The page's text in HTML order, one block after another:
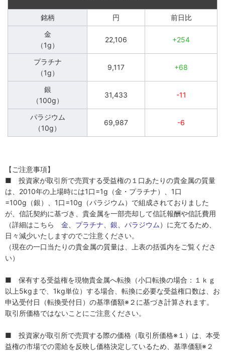
銘柄 円
前日比
金
（1g）
22,106 +254
プラチナ
（1g）
9,117 +68
銀
（100g）
31,433 -11
パラジウム
（10g）
69,987 -6
【ご注意事項】
■ 投資家が取引所で売買する受益権の１口あたりの貴金属の質量
は、2010年の上場時には1口=1g（金・プラチナ）、1口
=100g（銀）、1口=10g（パラジウム）で組成されておりました
が、信託契約に基づき、貴金属を一部売却して信託報酬や信託費用
（詳細はこちら 金 プラチナ 銀 パラジウム ）に充てるため、
日々減少いたしますのでご注意ください。
（現在の一口当たりの貴金属の質量は、上表の括弧内をご覧くださ
い）
■ 保有する受益権を現物貴金属へ転換（小口転換の場合：１ｋｇ
以上5kgまで、1kg単位）する場合、転換に必要な受益権口数は、お
申込受付日（転換受付日）の基準価額※２に基づき計算されます。
取引所価格ではないことにご注意ください。
■ 投資家が取引所で売買する際の価格（取引所価格※１）は、本受
益権の市場での需給を反映し価格決定しているため、基準価額※２